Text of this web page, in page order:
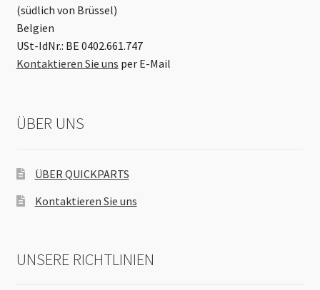
(südlich von Brüssel)
Belgien
USt-IdNr.: BE 0402.661.747
Kontaktieren Sie uns per E-Mail
ÜBER UNS
ÜBER QUICKPARTS
Kontaktieren Sie uns
UNSERE RICHTLINIEN